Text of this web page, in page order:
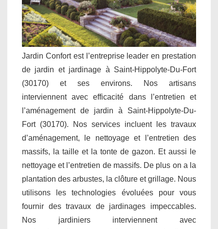
Jardin Confort est l’entreprise leader en prestation
de jardin et jardinage à Saint-Hippolyte-Du-Fort
(30170) et ses environs. Nos artisans
interviennent avec efficacité dans l’entretien et
l’aménagement de jardin à Saint-Hippolyte-Du-
Fort (30170). Nos services incluent les travaux
d’aménagement, le nettoyage et l’entretien des
massifs, la taille et la tonte de gazon. Et aussi le
nettoyage et l’entretien de massifs. De plus on a la
plantation des arbustes, la clôture et grillage. Nous
utilisons les technologies évoluées pour vous
fournir des travaux de jardinages impeccables.
Nos jardiniers interviennent avec